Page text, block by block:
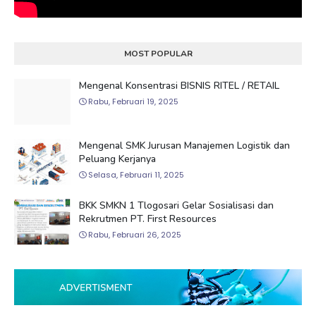
MOST POPULAR
Mengenal Konsentrasi BISNIS RITEL / RETAIL
Rabu, Februari 19, 2025
Mengenal SMK Jurusan Manajemen Logistik dan
Peluang Kerjanya
Selasa, Februari 11, 2025
BKK SMKN 1 Tlogosari Gelar Sosialisasi dan
Rekrutmen PT. First Resources
Rabu, Februari 26, 2025